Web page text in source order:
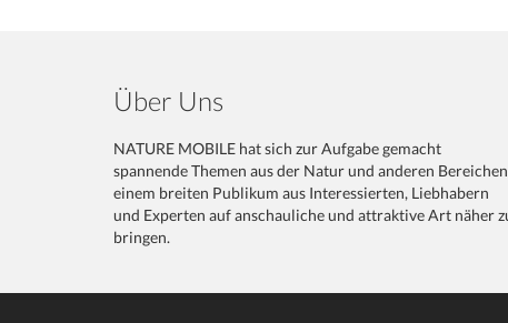
Über Uns
NATURE MOBILE hat sich zur Aufgabe gemacht
spannende Themen aus der Natur und anderen Bereichen
einem breiten Publikum aus Interessierten, Liebhabern
und Experten auf anschauliche und attraktive Art näher
bringen.